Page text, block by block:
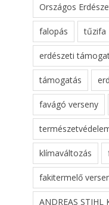
Országos
falopás tűzifa
erdészeti
támogatás
favágó verseny
klímaváltozás
fakitermelő
ANDREAS STIHL